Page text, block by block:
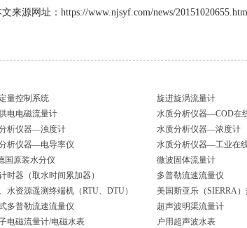
来源网址：https://www.njsyf.com/news/
量控制系统 旋进旋涡流量计
电电磁流量计
水质分析仪器—COD在
析仪器—浊度计
水质分析仪器—浓度计
析仪器—电导率仪
水质分析仪器—工业在
国原装水分仪
微波固体流量计
时器（取水时间累加器）
多普勒流速流量仪
水资源遥测终端机（RTU、DTU）
美国斯亚乐（SIERRA
多普勒流速流量仪
超声波明渠流量计
电磁流量计/电磁水表
户用超声波水表